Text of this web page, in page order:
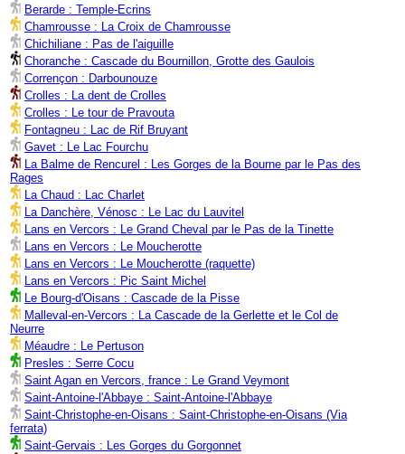
Berarde : Temple-Ecrins
Chamrousse : La Croix de Chamrousse
Chichiliane : Pas de l'aiguille
Choranche : Cascade du Bournillon, Grotte des Gaulois
Corrençon : Darbounouze
Crolles : La dent de Crolles
Crolles : Le tour de Pravouta
Fontagneu : Lac de Rif Bruyant
Gavet : Le Lac Fourchu
La Balme de Rencurel : Les Gorges de la Bourne par le Pas des
Rages
La Chaud : Lac Charlet
La Danchère, Vénosc : Le Lac du Lauvitel
Lans en Vercors : Le Grand Cheval par le Pas de la Tinette
Lans en Vercors : Le Moucherotte
Lans en Vercors : Le Moucherotte (raquette)
Lans en Vercors : Pic Saint Michel
Le Bourg-d'Oisans : Cascade de la Pisse
Malleval-en-Vercors : La Cascade de la Gerlette et le Col de
Neurre
Méaudre : Le Pertuson
Presles : Serre Cocu
Saint Agan en Vercors, france : Le Grand Veymont
Saint-Antoine-l'Abbaye : Saint-Antoine-l'Abbaye
Saint-Christophe-en-Oisans : Saint-Christophe-en-Oisans (Via
ferrata)
Saint-Gervais : Les Gorges du Gorgonnet